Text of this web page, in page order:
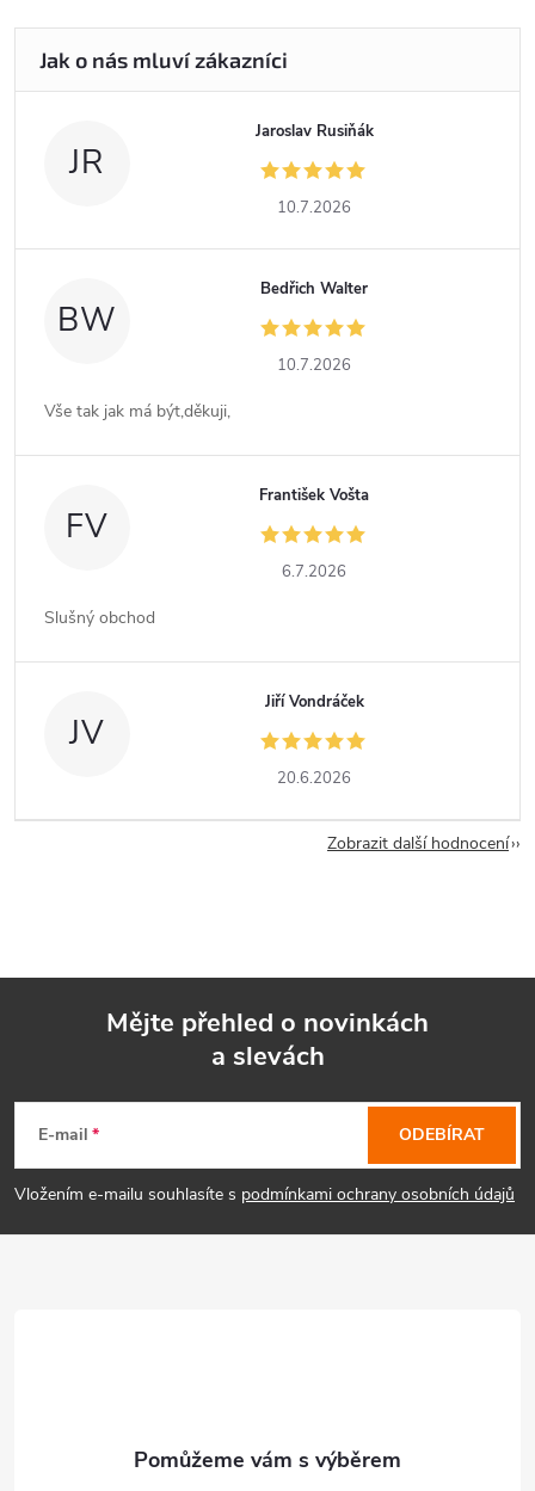
JR
Jaroslav Rusiňák
10.7.2026
BW
Bedřich Walter
10.7.2026
Vše tak jak má být,děkuji,
FV
František Vošta
6.7.2026
Slušný obchod
JV
Jiří Vondráček
20.6.2026
Zobrazit další hodnocení
p
a
Mějte přehled o novinkách
a slevách
E-mail
Vložením e-mailu souhlasíte s podmínkami ochrany osobních údajů
ODEBÍRAT